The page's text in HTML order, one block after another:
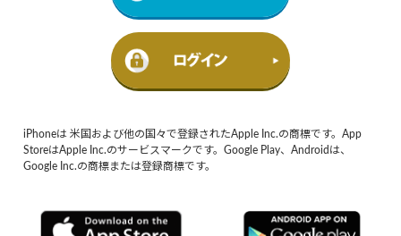
iPhoneは 米国および他の国々で登録されたApple Inc.の商標です。App
StoreはApple Inc.のサービスマークです。Google Play、Androidは、
Google Inc.の商標または登録商標です。